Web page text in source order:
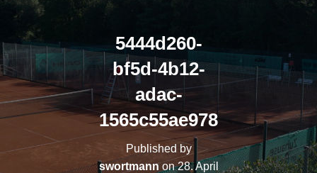
M
S
H
A
T
E
5444d260-
bf5d-4b12-
adac-
1565c55ae978
Published by
swortmannon28. April